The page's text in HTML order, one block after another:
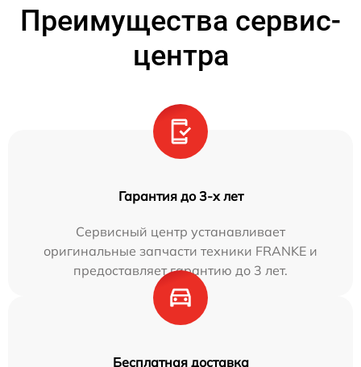
Преимущества сервис-
центра
Гарантия до 3-х лет
Сервисный центр устанавливает
оригинальные запчасти техники FRANKE и
предоставляет гарантию до 3 лет.
Бесплатная доставка